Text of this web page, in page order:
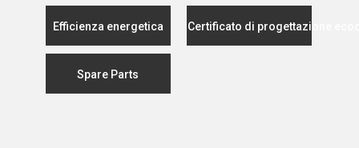
Efficienza energetica Certificato di progettazione
Spare Parts